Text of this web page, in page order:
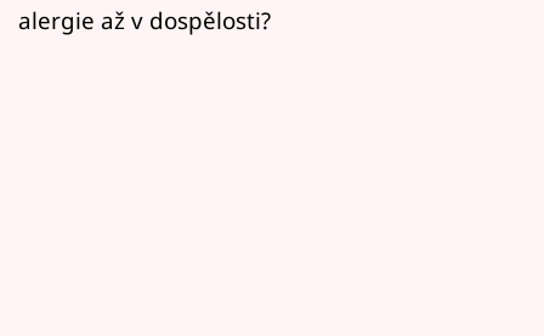
alergie až v dospělosti?